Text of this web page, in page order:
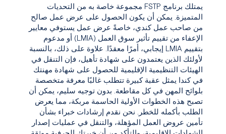
يمتلك برنامج FSTP مجموعة خاصة به من التحديات
المتميزة. يمكن أن يكون الحصول على عرض عمل صالح
من صاحب عمل كندي، خاصةً عرض عمل يستوفي معايير
الإعفاء من تقييم تأثير سوق العمل (LMIA) أو مدعوم
بتقييم LMIA إيجابي، أمرًا معقدًا. علاوة على ذلك، بالنسبة
لأولئك الذين يعتمدون على شهادة تأهيل، فإن التنقل في
الهيئات التنظيمية الإقليمية للحصول على شهادة مهنتك
في كندا يمثل عقبة كبيرة تتطلب غالبًا معرفة متخصصة
بلوائح المهن في كل مقاطعة. بدون توجيه سليم، يمكن أن
تصبح هذه الخطوات الأولية الحاسمة مربكة، مما يعرض
الطلب بأكمله للخطر. نحن نقدم إرشادات خبراء بشأن
تأمين عروض العمل المؤهلة، والتنقل في عمليات إصدار